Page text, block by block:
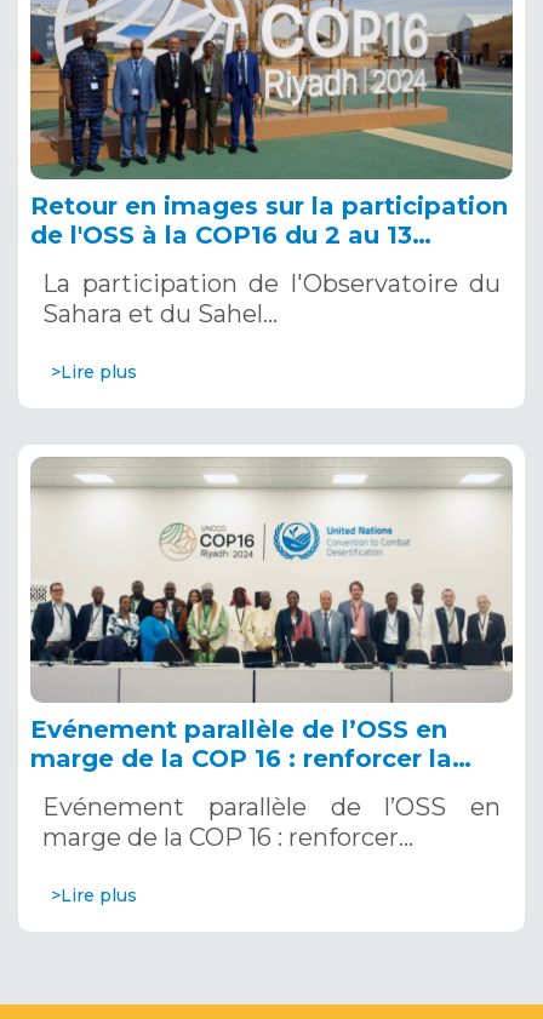
Retour en images sur la participation
de l'OSS à la COP16 du 2 au 13
Saoudite
La participation de l'Observatoire du
Sahara et du Sahel…
>Lire plus
Evénement parallèle de l’OSS en
marge de la COP 16 : renforcer la
Systèmes d’Alerte Précoce
Multirisques. 12 décembre 2024
Evénement parallèle de l’OSS en
marge de la COP 16 : renforcer…
>Lire plus